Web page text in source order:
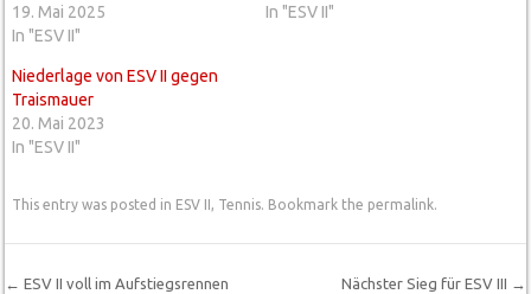
19. Mai 2025
In "ESV II"
In "ESV II"
Niederlage von ESV II gegen
Traismauer
20. Mai 2023
In "ESV II"
This entry was posted in ESV II , Tennis. Bookmark the permalink.
← ESV II voll im Aufstiegsrennen Nächster Sieg für ESV III →